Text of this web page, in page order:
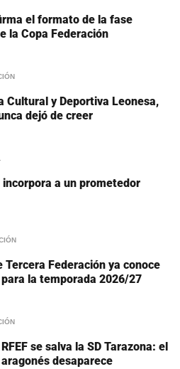
el formato de la fase
la Copa Federación
Cultural y Deportiva Leonesa,
dejó de creer
incorpora a un prometedor
Tercera Federación ya conoce
la temporada 2026/27
se salva la SD Tarazona: el
desaparece